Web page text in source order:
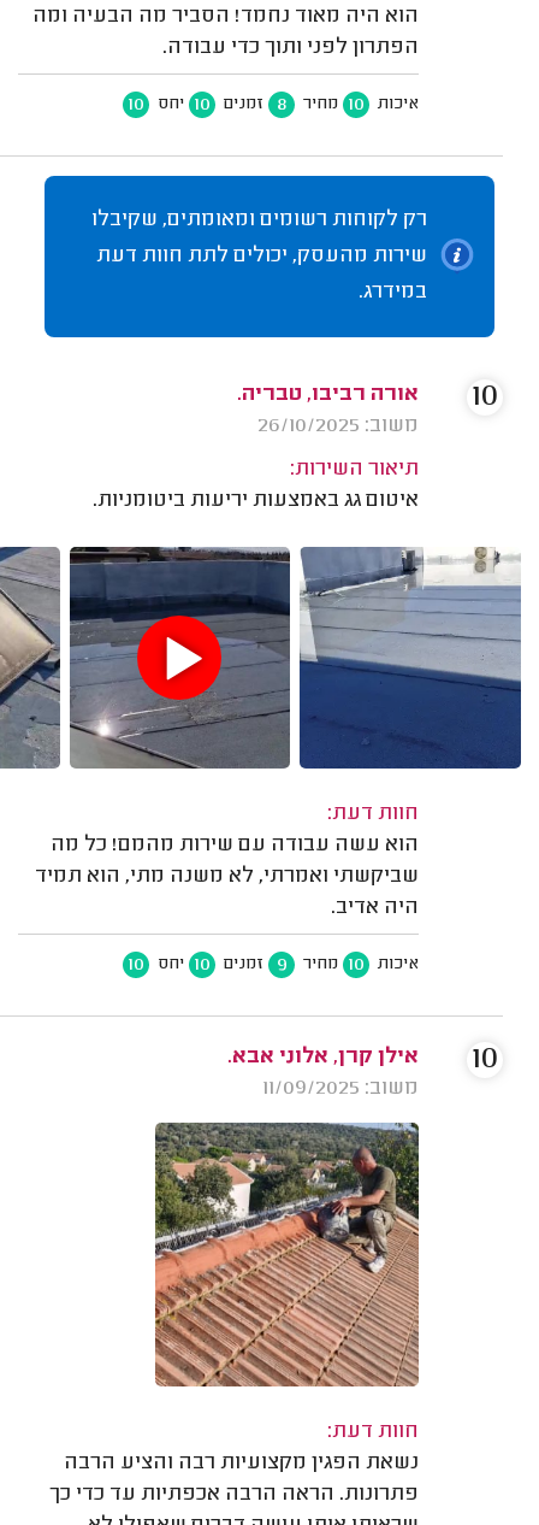
הוא היה מאוד נחמד! הסביר מה הבעיה ומה
הפתרון לפני ותוך כדי עבודה.
איכות 10 מחיר 8 זמנים 10 יחס 10
רק לקוחות רשומים ומאומתים, שקיבלו
שירות מהעסק, יכולים לתת חוות דעת
במידרג.
אורה רביבו, טבריה.
משוב: 26/10/2025
תיאור השירות:
איטום גג באמצעות יריעות ביטומניות.
חוות דעת:
הוא עשה עבודה עם שירות מהמם! כל מה
שביקשתי ואמרתי, לא משנה מתי, הוא תמיד
היה אדיב.
איכות 10 מחיר 9 זמנים 10 יחס 10
10
אילן קרן, אלוני אבא.
משוב: 11/09/2025
חוות דעת:
נשאת הפגין מקצועיות רבה והציע הרבה
פתרונות. הראה הרבה אכפתיות עד כדי כך
10